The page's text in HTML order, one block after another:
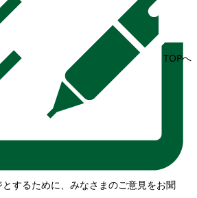
TOPへ
するために、みなさまのご意見をお聞